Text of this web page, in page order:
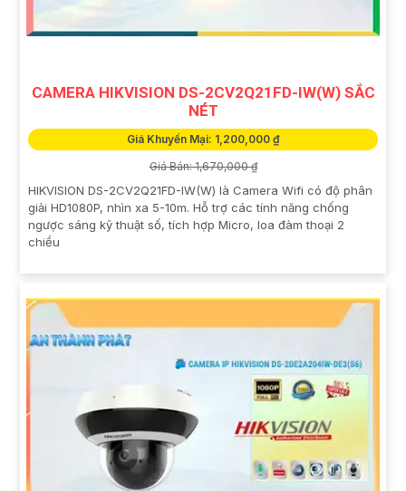
CAMERA HIKVISION DS-2CV2Q21FD-IW(W) SẮC
NÉT
Giá Khuyến Mại: 1,200,000 ₫
Giá Bán: 1,670,000 ₫
HIKVISION DS-2CV2Q21FD-IW(W) là Camera Wifi có độ phân
giải HD1080P, nhìn xa 5-10m. Hỗ trợ các tính năng chống
ngược sáng kỹ thuật số, tích hợp Micro, loa đàm thoại 2
chiều